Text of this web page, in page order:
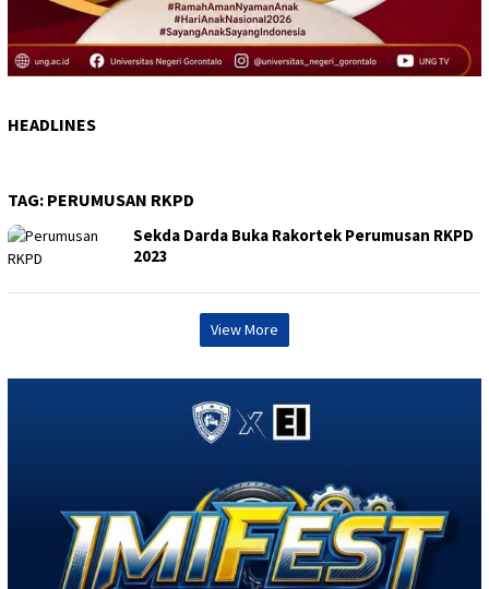
HEADLINES
TAG: PERUMUSAN RKPD
Sekda Darda Buka Rakortek Perumusan RKPD
2023
View More